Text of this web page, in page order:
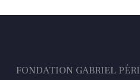
FONDATION GABRIEL PÉRI